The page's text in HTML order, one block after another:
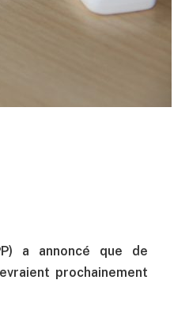
a annoncé que de
prochainement